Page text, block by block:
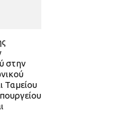
στην
Ταμείου